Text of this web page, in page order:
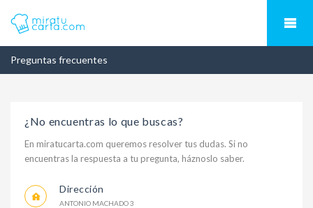
Preguntas frecuentes
¿No encuentras lo que buscas?
En miratucarta.com queremos resolver tus dudas. Si no
encuentras la respuesta a tu pregunta, háznoslo saber.
Dirección
ANTONIO MACHADO 3